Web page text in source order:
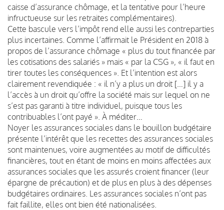
caisse d’assurance chômage, et la tentative pour l’heure
infructueuse sur les retraites complémentaires).
Cette bascule vers l’impôt rend elle aussi les contreparties
plus incertaines. Comme l’affirmait le Président en 2018 à
propos de l’assurance chômage « plus du tout financée par
les cotisations des salariés » mais « par la CSG », « il faut en
tirer toutes les conséquences ». Et l’intention est alors
clairement revendiquée : « il n’y a plus un droit […] il y a
l’accès à un droit qu’offre la société mais sur lequel on ne
s’est pas garanti à titre individuel, puisque tous les
contribuables l’ont payé ». À méditer…
Noyer les assurances sociales dans le bouillon budgétaire
présente l’intérêt que les recettes des assurances sociales
sont maintenues, voire augmentées au motif de difficultés
financières, tout en étant de moins en moins affectées aux
assurances sociales que les assurés croient financer (leur
épargne de précaution) et de plus en plus à des dépenses
budgétaires ordinaires. Les assurances sociales n’ont pas
fait faillite, elles ont bien été nationalisées.